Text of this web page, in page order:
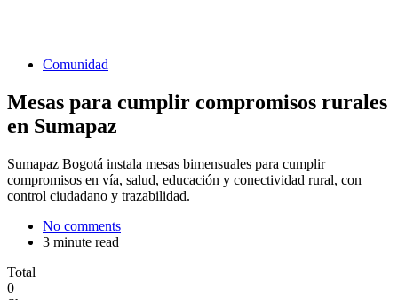
Comunidad
Mesas para cumplir compromisos rurales
en Sumapaz
Sumapaz Bogotá instala mesas bimensuales para cumplir
compromisos en vía, salud, educación y conectividad rural, con
control ciudadano y trazabilidad.
No comments
3 minute read
Total
0